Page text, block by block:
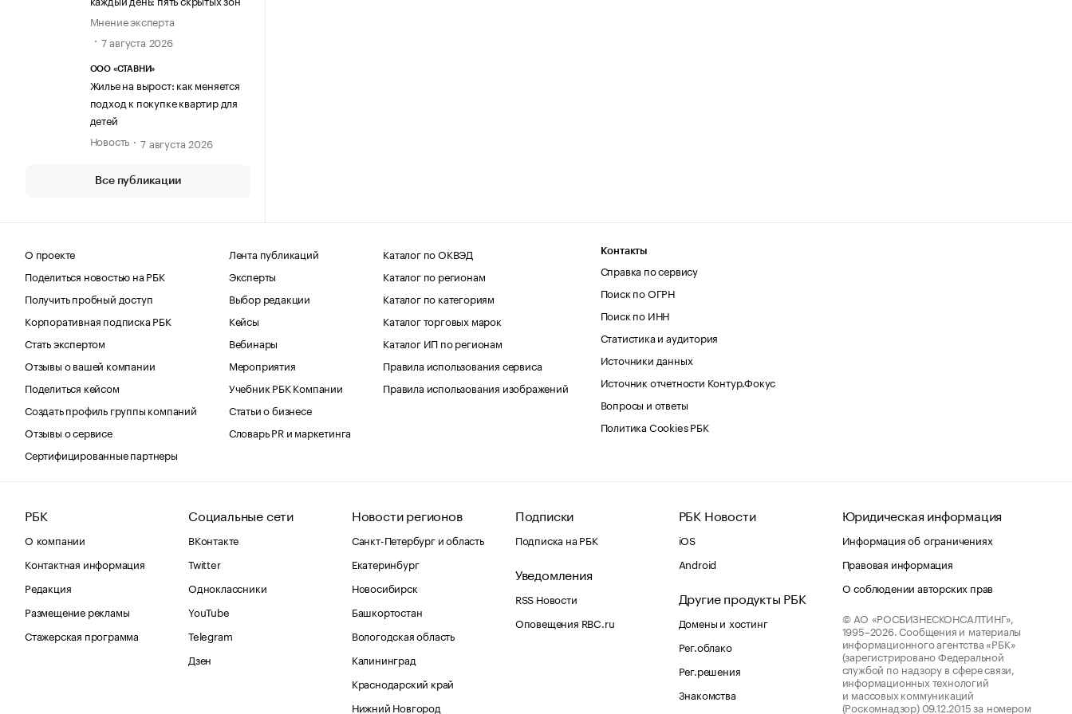
Мнение эксперта
7 августа 2026
ООО «СТАВНИ»
Жилье на вырост: как меняется
подход к покупке квартир для
детей
Новость
7 августа 2026
Все публикации
О проекте
Поделиться новостью на РБК
Получить пробный доступ
Корпоративная подписка РБК
Стать экспертом
Отзывы о вашей компании
Поделиться кейсом
Создать профиль группы компаний
Отзывы о сервисе
Сертифицированные партнеры
Лента публикаций
Эксперты
Выбор редакции
Кейсы
Вебинары
Мероприятия
Учебник РБК Компании
Статьи о бизнесе
Словарь PR и маркетинга
Каталог по ОКВЭД
Каталог по регионам
Каталог по категориям
Каталог торговых марок
Каталог ИП по регионам
Правила использования сервиса
Правила использования изображений
Контакты
Справка по сервису
Поиск по ОГРН
Поиск по ИНН
Статистика и аудитория
Источники данных
Источник отчетности Контур.Фокус
Вопросы и ответы
Политика Cookies РБК
РБК
О компании
Контактная информация
Редакция
Размещение рекламы
Стажерская программа
Социальные сети
ВКонтакте
Twitter
Одноклассники
YouTube
Telegram
Дзен
Новости регионов
Санкт-Петербург и область
Екатеринбург
Новосибирск
Башкортостан
Вологодская область
Калининград
Краснодарский край
Нижний Новгород
Подписки
Подписка на РБК
Уведомления
RSS Новости
Оповещения RBC.ru
РБК Новости
iOS
Android
Другие продукты РБК
Домены и хостинг
Рег.облако
Рег.решения
Знакомства
Юридическая информация
Информация об ограничениях
Правовая информация
О соблюдении авторских прав
© АО «РОСБИЗНЕСКОНСАЛТИНГ»,
1995–2026. Сообщения и материалы
информационного агентства «РБК»
(зарегистрировано Федеральной
службой по надзору в сфере связи,
информационных технологий
и массовых коммуникаций
(Роскомнадзор) 09.12.2015 за номером